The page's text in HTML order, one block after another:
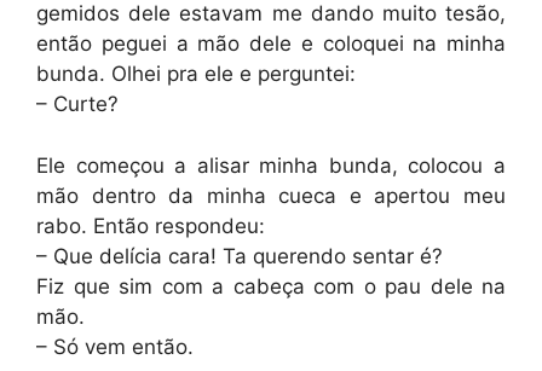
gemidos dele estavam me dando muito tesão,
então peguei a mão dele e coloquei na minha
bunda. Olhei pra ele e perguntei:
– Curte?
Ele começou a alisar minha bunda, colocou a
mão dentro da minha cueca e apertou meu
rabo. Então respondeu:
– Que delícia cara! Ta querendo sentar é?
Fiz que sim com a cabeça com o pau dele na
mão.
– Só vem então.